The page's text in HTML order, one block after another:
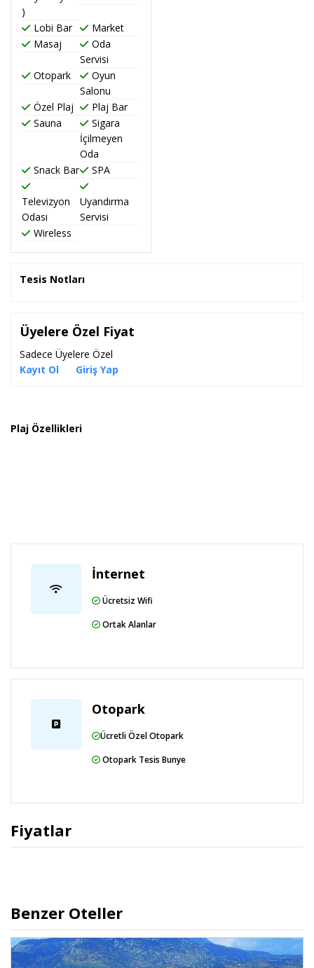
)
Lobi Bar
Market
Masaj
Oda
Servisi
Otopark
Oyun
Salonu
Özel Plaj
Plaj Bar
Sauna
Sigara
İçilmeyen
Oda
Snack Bar
SPA
Televizyon
Odası
Uyandırma
Servisi
Wireless
Tesis Notları
Üyelere Özel Fiyat
Sadece Üyelere Özel
Kayıt Ol
Giriş Yap
Plaj Özellikleri
İnternet
Ücretsiz Wifi
Ortak Alanlar
Otopark
Ücretli Özel Otopark
Otopark Tesis Bunye
Fiyatlar
Benzer Oteller